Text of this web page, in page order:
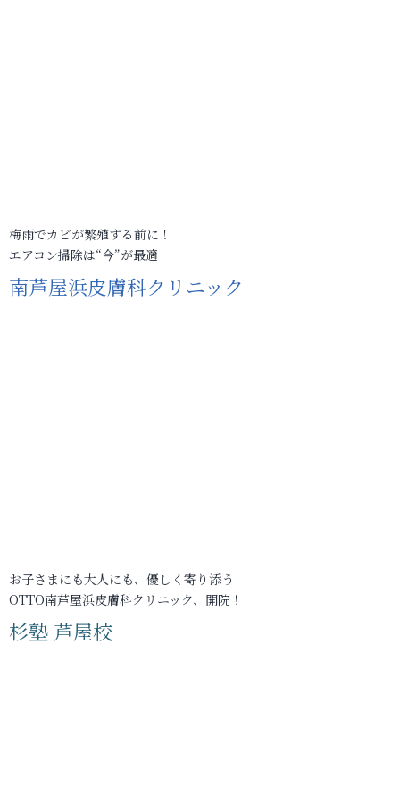
梅雨でカビが繁殖する前に！
エアコン掃除は“今”が最適
南芦屋浜皮膚科クリニック
お子さまにも大人にも、優しく寄り添う
OTTO南芦屋浜皮膚科クリニック、開院！
杉塾 芦屋校